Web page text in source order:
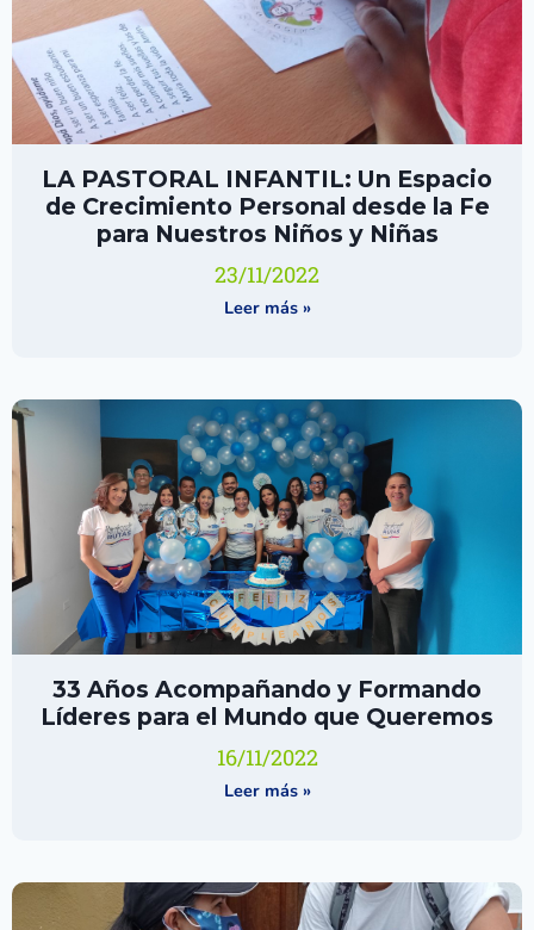
LA PASTORAL INFANTIL: Un Espacio
de Crecimiento Personal desde la Fe
para Nuestros Niños y Niñas
23/11/2022
Leer más »
33 Años Acompañando y Formando
Líderes para el Mundo que Queremos
16/11/2022
Leer más »